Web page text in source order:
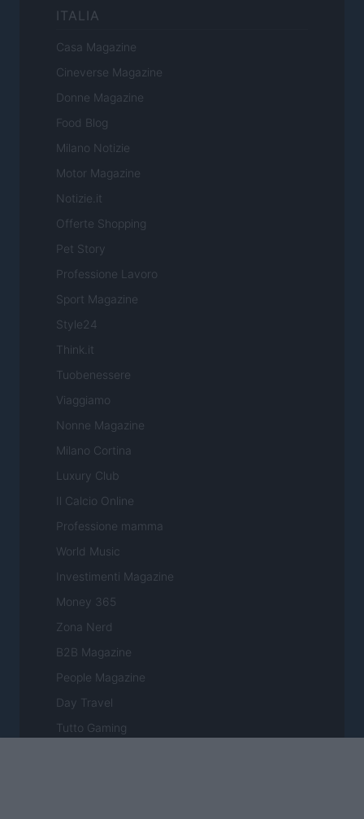
ITALIA
Casa Magazine
Cineverse Magazine
Donne Magazine
Food Blog
Milano Notizie
Motor Magazine
Notizie.it
Offerte Shopping
Pet Story
Professione Lavoro
Sport Magazine
Style24
Think.it
Tuobenessere
Viaggiamo
Nonne Magazine
Milano Cortina
Luxury Club
Il Calcio Online
Professione mamma
World Music
Investimenti Magazine
Money 365
Zona Nerd
B2B Magazine
People Magazine
Day Travel
Tutto Gaming